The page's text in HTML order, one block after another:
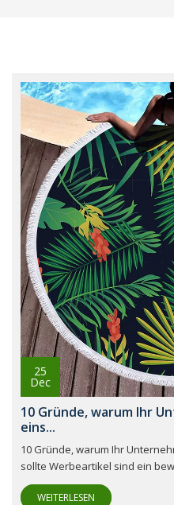
25
Dec
10 Gründe, warum Ihr
eins...
10 Gründe, warum Ihr
sollte Werbeartikel sind ein
WEITERLESEN